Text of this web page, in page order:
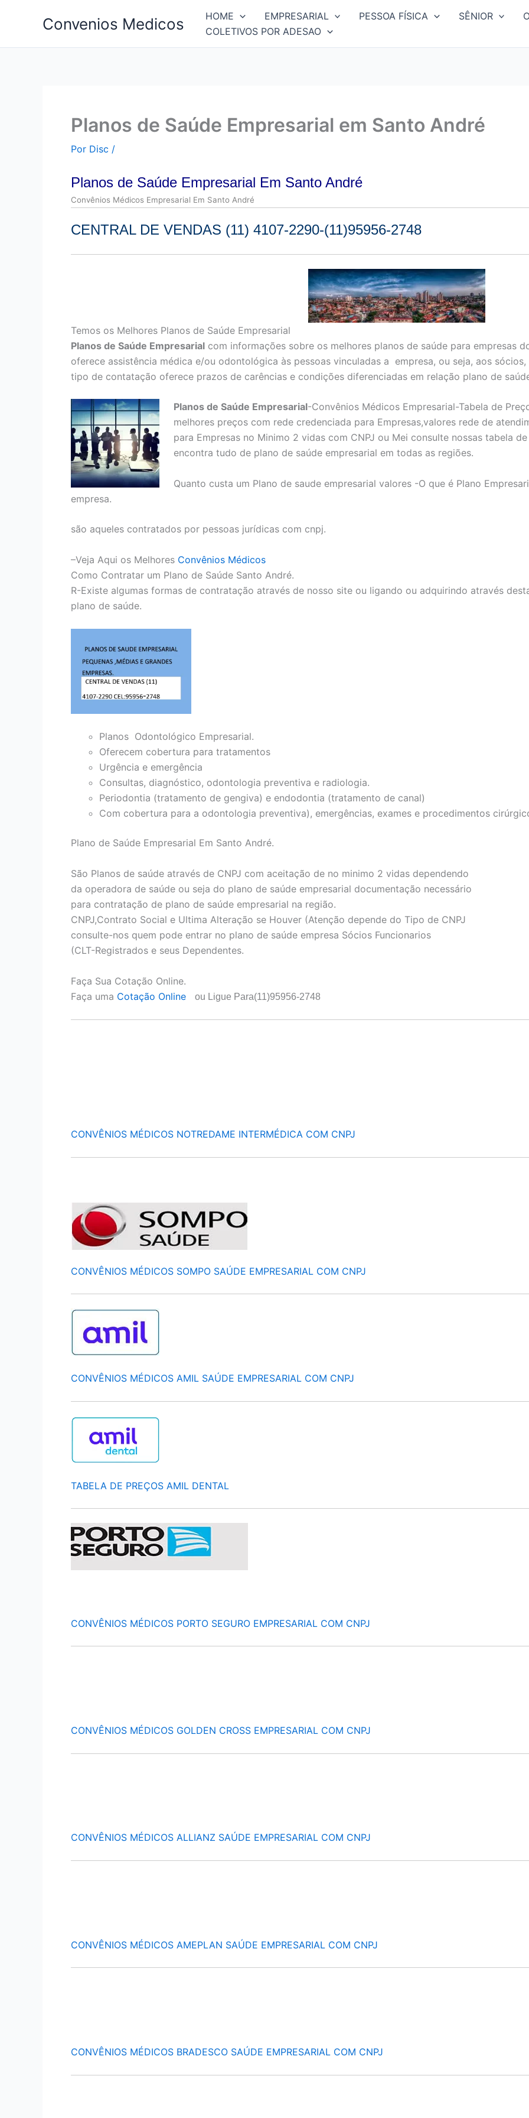
Convenios Medicos HOME EMPRESARIAL PESSOA FÍSICA SÊNIOR
COLETIVOS POR ADESAO
Planos de Saúde Empresarial em Santo André
Por Disc /
Planos de Saúde Empresarial Em Santo André
Convênios Médicos Empresarial Em Santo André
CENTRAL DE VENDAS (11) 4107-2290-(11)95956-2748
Temos os Melhores Planos de Saúde Empresarial
Planos de Saúde Empresarial com informações sobre os melhores planos de saúde para empresas
oferece assistência médica e/ou odontológica às pessoas vinculadas a empresa, ou seja, aos
tipo de contatação oferece prazos de carências e condições diferenciadas em relação plano de
Planos de Saúde Empresarial-Convênios Médicos Empresarial-Tabela de
melhores preços com rede credenciada para Empresas,valores rede de
para Empresas no Minimo 2 vidas com CNPJ ou Mei consulte nossas tabela
encontra tudo de plano de saúde empresarial em todas as regiões.
Quanto custa um Plano de saude empresarial valores -O que é Plano
empresa.
são aqueles contratados por pessoas jurídicas com cnpj.
–Veja Aqui os Melhores Convênios Médicos
Como Contratar um Plano de Saúde Santo André.
R-Existe algumas formas de contratação através de nosso site ou ligando ou adquirindo através
plano de saúde.
Planos Odontológico Empresarial.
Oferecem cobertura para tratamentos
Urgência e emergência
Consultas, diagnóstico, odontologia preventiva e radiologia.
Periodontia (tratamento de gengiva) e endodontia (tratamento de canal)
Com cobertura para a odontologia preventiva), emergências, exames e procedimentos
Plano de Saúde Empresarial Em Santo André.
São Planos de saúde através de CNPJ com aceitação de no minimo 2 vidas dependendo
da operadora de saúde ou seja do plano de saúde empresarial documentação necessário
para contratação de plano de saúde empresarial na região.
CNPJ,Contrato Social e Ultima Alteração se Houver (Atenção depende do Tipo de CNPJ
consulte-nos quem pode entrar no plano de saúde empresa Sócios Funcionarios
(CLT-Registrados e seus Dependentes.
Faça Sua Cotação Online.
Faça uma Cotação Online ou Ligue Para(11)95956-2748
CONVÊNIOS MÉDICOS NOTREDAME INTERMÉDICA COM CNPJ
CONVÊNIOS MÉDICOS SOMPO SAÚDE EMPRESARIAL COM CNPJ
CONVÊNIOS MÉDICOS AMIL SAÚDE EMPRESARIAL COM CNPJ
TABELA DE PREÇOS AMIL DENTAL
CONVÊNIOS MÉDICOS PORTO SEGURO EMPRESARIAL COM CNPJ
CONVÊNIOS MÉDICOS GOLDEN CROSS EMPRESARIAL COM CNPJ
CONVÊNIOS MÉDICOS ALLIANZ SAÚDE EMPRESARIAL COM CNPJ
CONVÊNIOS MÉDICOS AMEPLAN SAÚDE EMPRESARIAL COM CNPJ
CONVÊNIOS MÉDICOS BRADESCO SAÚDE EMPRESARIAL COM CNPJ